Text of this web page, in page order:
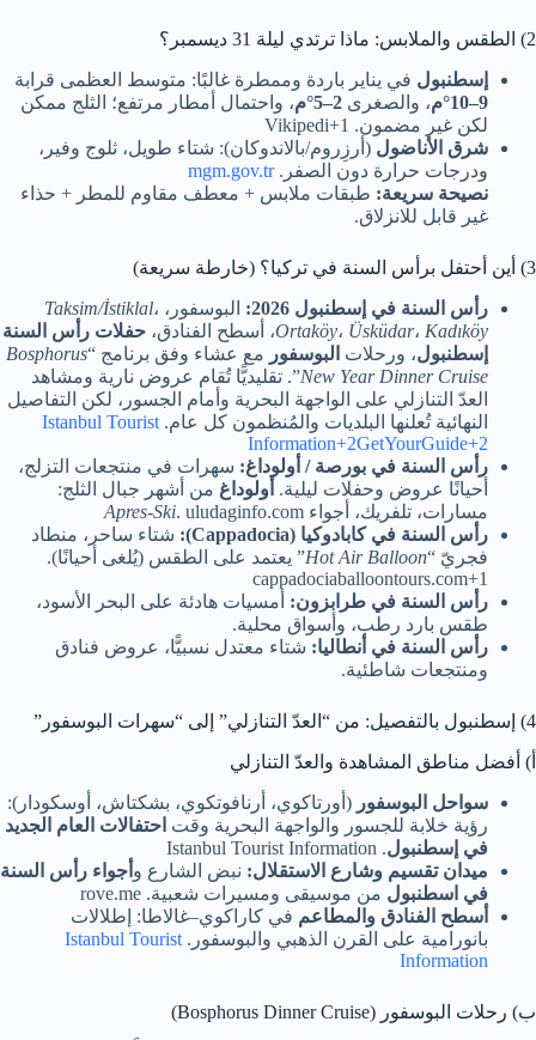
2) الطقس والملابس: ماذا ترتدي ليلة 31 ديسمبر؟
إسطنبول في يناير باردة وممطرة غالبًا: متوسط العظمى قرابة
9–10°م
، والصغرى 2–5°م
، واحتمال أمطار مرتفع؛ الثلج ممكن
لكن غير مضمون. Vikipedi+1
شرق الأناضول (أرزِروم/بالاندوكان): شتاء طويل، ثلوج وفير،
ودرجات حرارة دون الصفر.mgm.gov.tr
نصيحة سريعة: طبقات ملابس + معطف مقاوم للمطر + حذاء
غير قابل للانزلاق.
3) أين أحتفل برأس السنة في تركيا؟ (خارطة سريعة)
رأس السنة في إسطنبول 2026:
البوسفور، Taksim/İstiklal،
Ortaköy، Üsküdar، Kadıköy ، أسطح الفنادق، حفلات رأس السنة
إسطنبول، ورحلات البوسفور مع عشاء وفق برنامج “Bosphorus
New Year Dinner Cruise”. تقليديًّا تُقام عروض نارية ومشاهد
العدّ التنازلي على الواجهة البحرية وأمام الجسور، لكن التفاصيل
النهائية تُعلنها البلديات والمُنظمون كل عام. Istanbul Tourist
Information+2GetYourGuide+2
رأس السنة في بورصة / أولوداغ: سهرات في منتجعات التزلج،
أحيانًا عروض وحفلات ليلية. أولوداغ من أشهر جبال الثلج:
مسارات، تلفريك، أجواء
Apres-Ski. uludaginfo.com
رأس السنة في كابادوكيا (Cappadocia):
شتاء ساحر، منطاد
فجريّ “Hot Air Balloon” يعتمد على الطقس (يُلغى أحيانًا).
cappadociaballoontours.com+1
رأس السنة في طرابزون: أمسيات هادئة على البحر الأسود،
طقس بارد رطب، وأسواق محلية.
رأس السنة في أنطاليا: شتاء معتدل نسبيًّا، عروض فنادق
ومنتجعات شاطئية.
4) إسطنبول بالتفصيل: من “العدّ التنازلي” إلى “سهرات البوسفور”
أ) أفضل مناطق المشاهدة والعدّ التنازلي
سواحل البوسفور (أورتاكوي، أرنافوتكوي، بشكتاش، أوسكودار):
رؤية خلابة للجسور والواجهة البحرية وقت احتفالات العام الجديد
في إسطنبول. Istanbul Tourist Information
ميدان تقسيم وشارع الاستقلال: نبض الشارع و أجواء رأس السنة
في اسطنبول من موسيقى ومسيرات شعبية. rove.me
أسطح الفنادق والمطاعم في كاراكوي–غالاطا: إطلالات
بانورامية على القرن الذهبي والبوسفور. Istanbul Tourist
Information
ب) رحلات البوسفور (Bosphorus Dinner Cruise)